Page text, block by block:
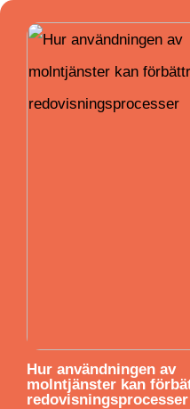
Hur användningen av
molntjänster kan
redovisningsprocesser